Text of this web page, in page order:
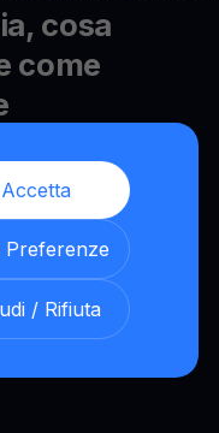
Accetta
Preferenze
/ Rifiuta
cosa
come